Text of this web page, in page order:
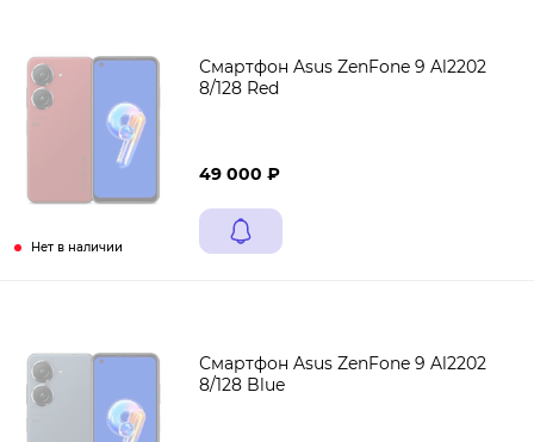
Нет в наличии
Смартфон Asus ZenFone 9 Al2202
8/128 Red
49 000 ₽
Смартфон Asus ZenFone 9 Al2202
8/128 Blue